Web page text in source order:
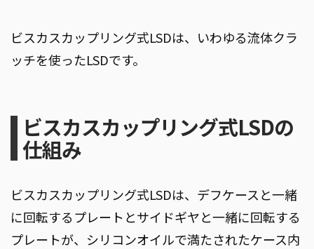
ビスカスカップリング式LSDは、いわゆる流体クラ
ッチを使ったLSDです。
ビスカスカップリング式LSDの
仕組み
ビスカスカップリング式LSDは、デフケースと一緒
に回転するプレートとサイドギヤと一緒に回転する
プレートが、シリコンオイルで満たされたケース内